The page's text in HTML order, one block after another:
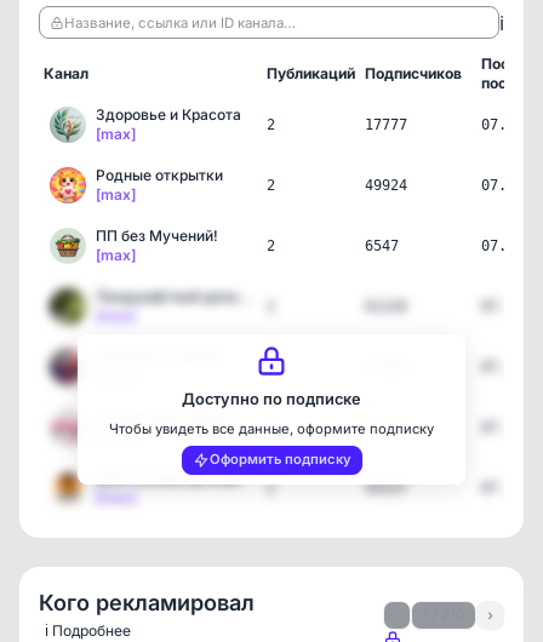
Название, ссылка или ID канала… ℹ️
Канал Публикаций Подписчиков
пост
Здоровье и Красота
[max]
2 17777
Родные открытки
[max]
2 49924
ПП без Мучений!
[max]
2 6547
2
[max]
2 37467
Дом своими руками
2 45537
Доступно по подписке
Чтобы увидеть все данные, оформите подписку
Оформить подписку
Кого рекламировал
ℹ️ Подробнее
›